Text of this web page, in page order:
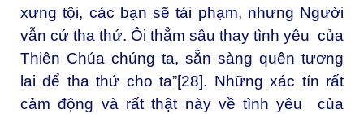
xưng tội, các bạn sẽ tái phạm, nhưng Người
vẫn cứ tha thứ. Ôi thẳm sâu thay tình yêu của
Thiên Chúa chúng ta, sẵn sàng quên tương
lai để tha thứ cho ta”[28]. Những xác tín rất
cảm động và rất thật này về tình yêu của